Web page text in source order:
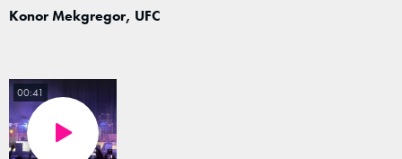
Konor Mekgregor, UFC
00:41